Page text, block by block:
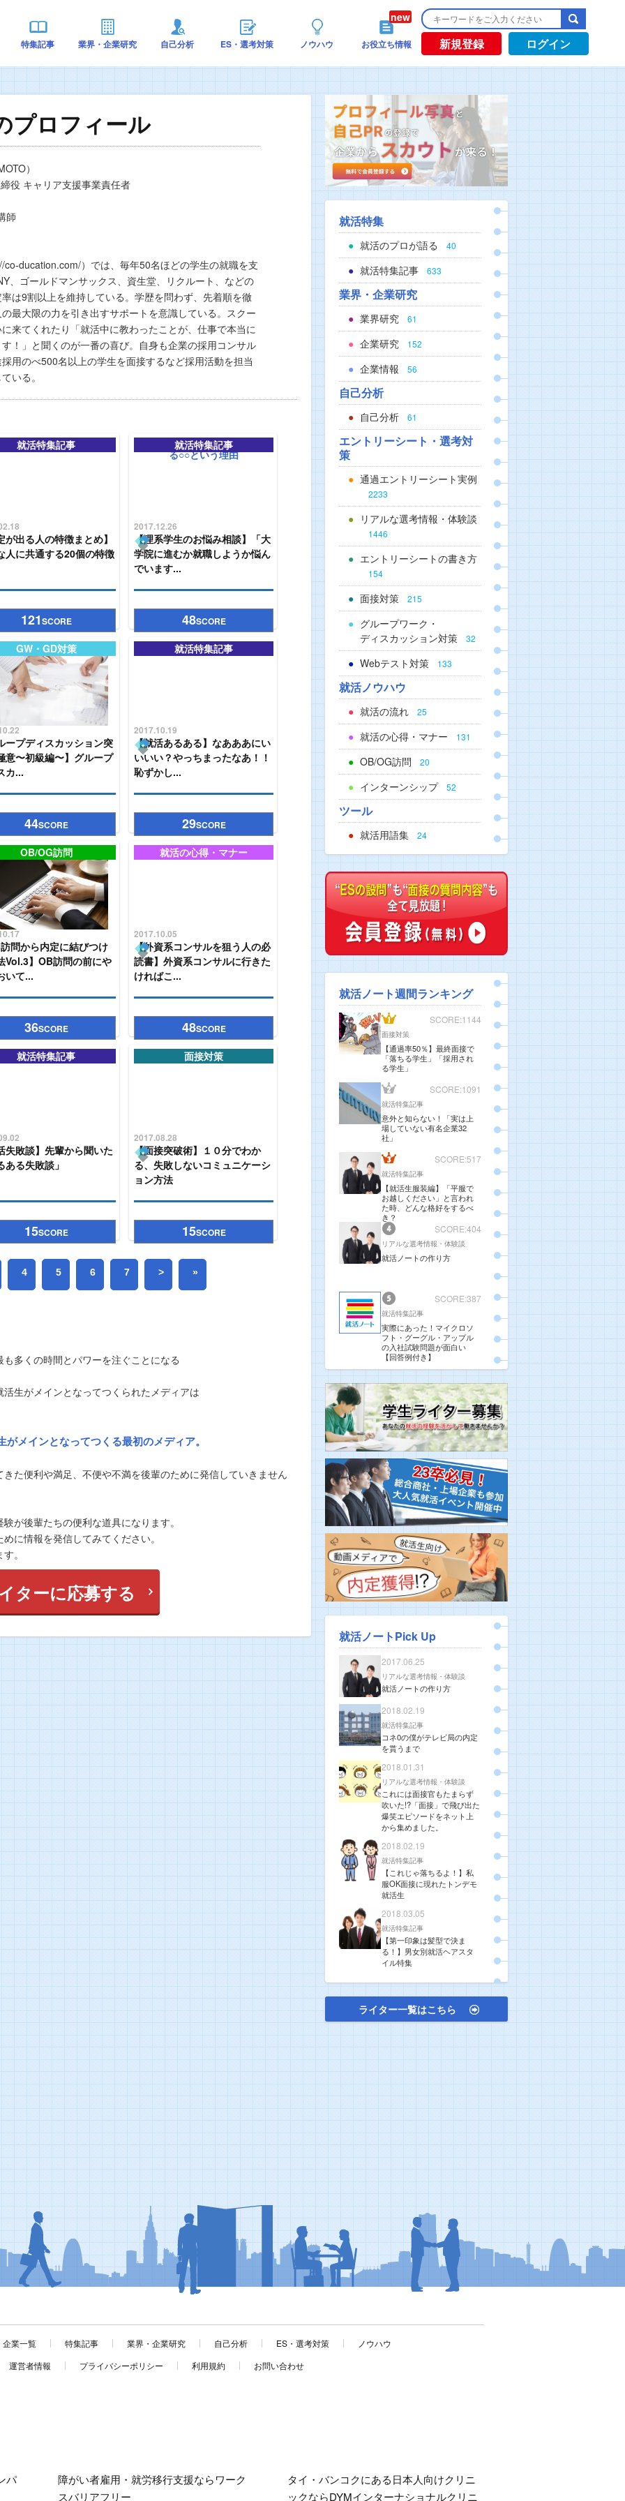
特集記事 業界・企業研究 自己分析 ES・選考対策 ノウハウ お役立ち情報 新規登録 ログイン
プロフィール
）
役 キャリア支援事業責任者
師
ducation.com/）では、毎年50名ほどの学生の就職を支
、ゴールドマンサックス、資生堂、リクルート、などの
は9割以上を維持している。学歴を問わず、先着順を徹
最大限の力を引き出すサポートを意識している。スクー
来てくれたり「就活中に教わったことが、仕事で本当に
！」と聞くのが一番の喜び。自身も企業の採用コンサル
用のべ500名以上の学生を面接するなど採用活動を担当
いる。
就活特集記事
が出る人の特徴まとめ】
人に共通する20個の特徴
121SCORE
就活特集記事
2017.12.26
【理系学生のお悩み相談】「大
学院に進むか就職しようか悩ん
でいます...
48SCORE
GW・GD対策
ープディスカッション突
意〜初級編〜】グループ
カ...
44SCORE
就活特集記事
2017.10.19
【就活あるある】なあああにい
いいい？やっちまったなあ！！
恥ずかし...
29SCORE
OB/OG訪問
問から内定に結びつけ
Vol.3】OB訪問の前にや
いて...
36SCORE
就活の心得・マナー
2017.10.05
【外資系コンサルを狙う人の必
読書】外資系コンサルに行きた
ければこ...
48SCORE
就活特集記事
失敗談】先輩から聞いた
ある失敗談」
15SCORE
面接対策
2017.08.28
【面接突破術】１０分でわか
る、失敗しないコミュニケーシ
ョン方法
15SCORE
4 5 6 7 > »
多くの時間とパワーを注ぐことになる
生がメインとなってつくられたメディアは
メインとなってつくる最初のメディア。
た便利や満足、不便や不満を後輩のために発信していきません
が後輩たちの便利な道具になります。
に情報を発信してみてください。
。
ターに応募する
就活特集
就活のプロが語る 40
就活特集記事 633
業界・企業研究
業界研究 61
企業研究 152
企業情報 56
自己分析
自己分析 61
エントリーシート・選考対
策
通過エントリーシート実例
2233
リアルな選考情報・体験談
1446
エントリーシートの書き方
154
面接対策 215
グループワーク・
ディスカッション対策
32
Webテスト対策 133
就活ノウハウ
就活の流れ 25
就活の心得・マナー 131
OB/OG訪問 20
インターンシップ 52
ツール
就活用語集 24
就活ノート週間ランキング
SCORE:1144
面接対策
【通過率50％】最終面接で
「落ちる学生」「採用され
る学生」
SCORE:1091
就活特集記事
意外と知らない！「実は上
場していない有名企業32
社」
SCORE:517
就活特集記事
【就活生服装編】「平服で
お越しください」と言われ
た時、どんな格好をするべ
き？
SCORE:404
リアルな選考情報・体験談
就活ノートの作り方
SCORE:387
就活特集記事
実際にあった！マイクロソ
フト・グーグル・アップル
の入社試験問題が面白い
【回答例付き】
就活ノートPick Up
2017.06.25
リアルな選考情報・体験談
就活ノートの作り方
2018.02.19
就活特集記事
コネ0の僕がテレビ局の内定
を貰うまで
2018.01.31
リアルな選考情報・体験談
これには面接官もたまらず
吹いた!?「面接」で飛び出た
爆笑エピソードをネット上
から集めました。
2018.02.19
就活特集記事
【これじゃ落ちるよ！】私
服OK面接に現れたトンデモ
就活生
2018.03.05
就活特集記事
【第一印象は髪型で決ま
る！】男女別就活ヘアスタ
イル特集
ライター一覧はこちら
企業一覧 特集記事 業界・企業研究 自己分析 ES・選考対策
ノウハウ
運営者情報
プライバシーポリシー 利用規約 お問い合わせ
パ
障がい者雇用・就労移行支援ならワーク
スバリアフリー
タイ・バンコクにある日本人向けクリニ
ックならDYMインターナショナルクリニ